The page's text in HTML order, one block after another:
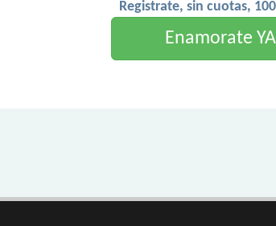
Registrate, sin cuotas,
Enamorate